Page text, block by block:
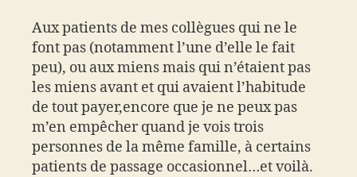
Aux patients de mes collègues qui ne le
font pas (notamment l’une d’elle le fait
peu), ou aux miens mais qui n’étaient pas
les miens avant et qui avaient l’habitude
de tout payer,encore que je ne peux pas
m’en empêcher quand je vois trois
personnes de la même famille, à certains
patients de passage occasionnel…et voilà.